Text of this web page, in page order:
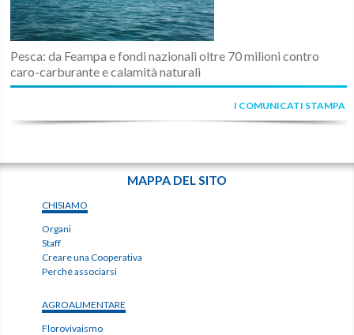
Pesca: da Feampa e fondi nazionali oltre 70 milioni contro
caro-carburante e calamità naturali
I COMUNICATI STAMPA
MAPPA DEL SITO
CHISIAMO
Organi
Staff
Creare una Cooperativa
Perché associarsi
AGROALIMENTARE
Florovivaismo